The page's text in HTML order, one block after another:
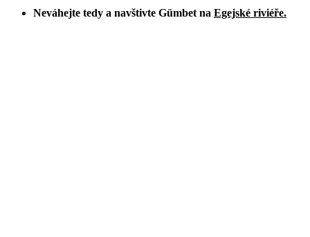
Neváhejte tedy a navštivte Gümbet na Egejské riviéře.